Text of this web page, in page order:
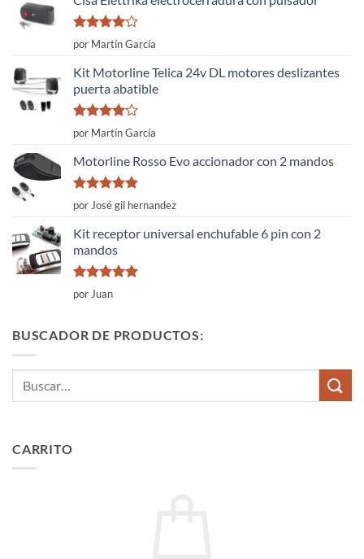
Valorado
con
5
por Martín García
Kit Motorline Telica 24v DL motores deslizantes
puerta abatible
Valorado
con
5
por Martín García
Motorline Rosso Evo accionador con 2 mandos
Valorado
con
de 5
por José gil hernandez
Kit receptor universal enchufable 6 pin con 2
mandos
Valorado
con
por Juan
BUSCADOR DE PRODUCTOS:
CARRITO